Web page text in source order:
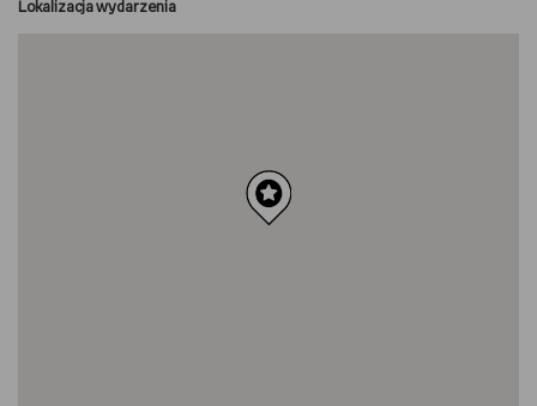
Lokalizacja wydarzenia